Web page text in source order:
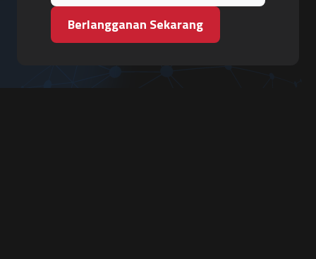
Berlangganan Sekarang